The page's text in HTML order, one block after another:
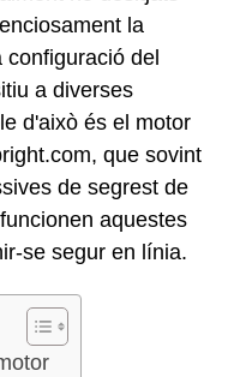
la
configuració del
a diverses
d'això és el motor
que sovint
de segrest de
aquestes
se segur en línia.